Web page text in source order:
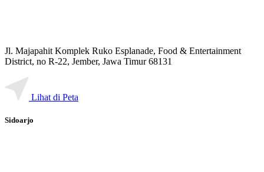
Jl. Majapahit Komplek Ruko Esplanade, Food & Entertainment
District, no R-22, Jember, Jawa Timur 68131
Lihat di Peta
Sidoarjo